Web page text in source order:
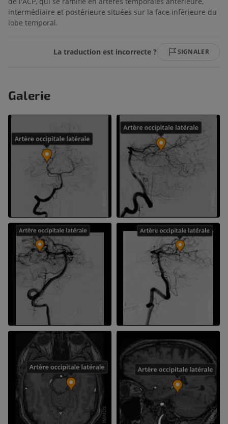
intermédiaire et postérieure situées sur la face inférieure du
lobe temporal.
La traduction est incorrecte ? SIGNALER
Galerie